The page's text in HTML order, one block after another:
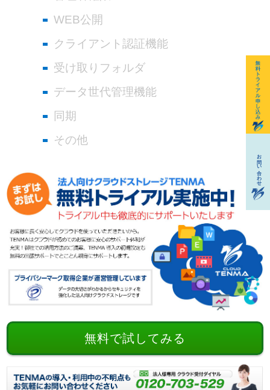
WEB公開
クライアント認証機能
受け取りフォルダ
データ世代管理機能
同期
その他
無料で試してみる